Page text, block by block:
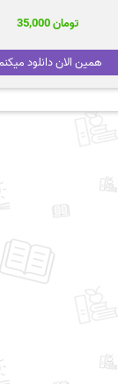
تومان
همین الان دانلود